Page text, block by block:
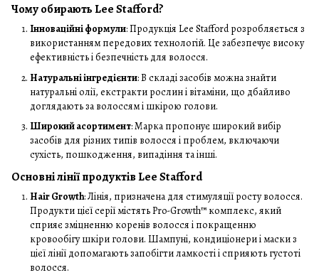
Чому обирають Lee Stafford?
Інноваційні формули: Продукція Lee Stafford розробляється з
використанням передових технологій. Це забезпечує високу
ефективність і безпечність для волосся.
Натуральні інгредієнти: В складі засобів можна знайти
натуральні олії, екстракти рослин і вітаміни, що дбайливо
доглядають за волоссям і шкірою голови.
Широкий асортимент: Марка пропонує широкий вибір
засобів для різних типів волосся і проблем, включаючи
сухість, пошкодження, випадіння та інші.
Основні лінії продуктів Lee Stafford
Hair Growth: Лінія, призначена для стимуляції росту волосся.
Продукти цієї серії містять Pro-Growth™ комплекс, який
сприяє зміцненню коренів волосся і покращенню
кровообігу шкіри голови. Шампуні, кондиціонери і маски з
цієї лінії допомагають запобігти ламкості і сприяють густоті
волосся.